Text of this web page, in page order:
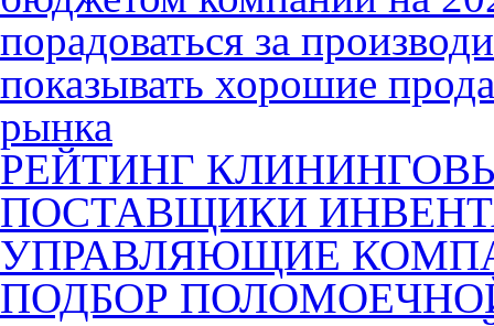
порадоваться за
показывать хорошие
рынка
РЕЙТИНГ
ПОСТАВЩИКИ
УПРАВЛЯЮЩИЕ
ПОДБОР